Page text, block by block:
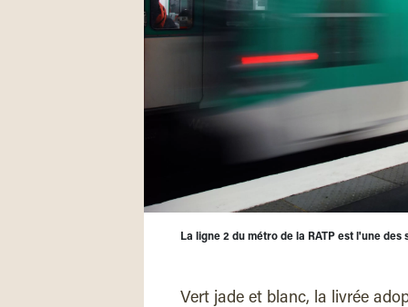
La ligne 2 du métro de la RATP est l'une
Vert jade et blanc, la livrée